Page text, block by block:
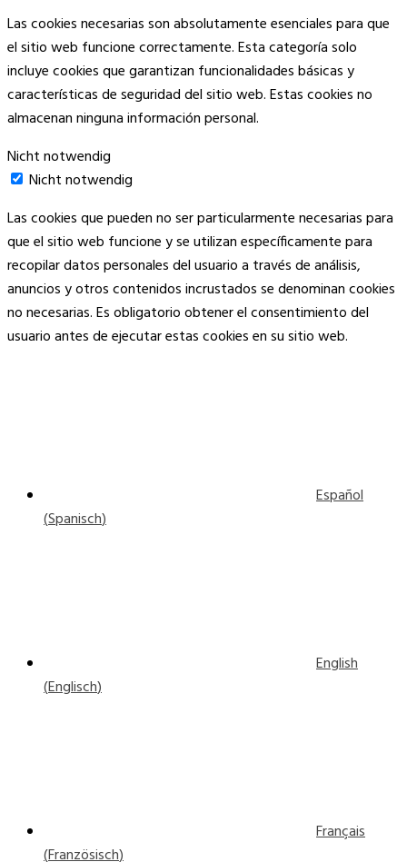
Las cookies necesarias son absolutamente esenciales para que
el sitio web funcione correctamente. Esta categoría solo
incluye cookies que garantizan funcionalidades básicas y
características de seguridad del sitio web. Estas cookies no
almacenan ninguna información personal.
Nicht notwendig
Nicht notwendig
Las cookies que pueden no ser particularmente necesarias para
que el sitio web funcione y se utilizan específicamente para
recopilar datos personales del usuario a través de análisis,
anuncios y otros contenidos incrustados se denominan cookies
no necesarias. Es obligatorio obtener el consentimiento del
usuario antes de ejecutar estas cookies en su sitio web.
Español
(Spanisch)
English
(Englisch)
Français
(Französisch)